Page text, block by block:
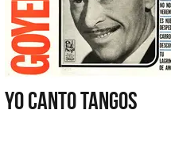
YO CANTO TANGOS